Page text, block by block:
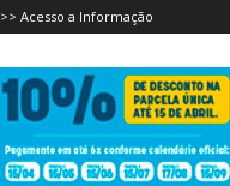
>> Acesso a Informação